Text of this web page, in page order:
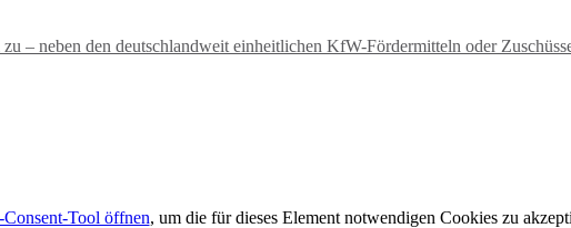
– neben den deutschlandweit einheitlichen KfW-Fördermitteln oder
Tool öffnen, um die für dieses Element notwendigen Cookies zu